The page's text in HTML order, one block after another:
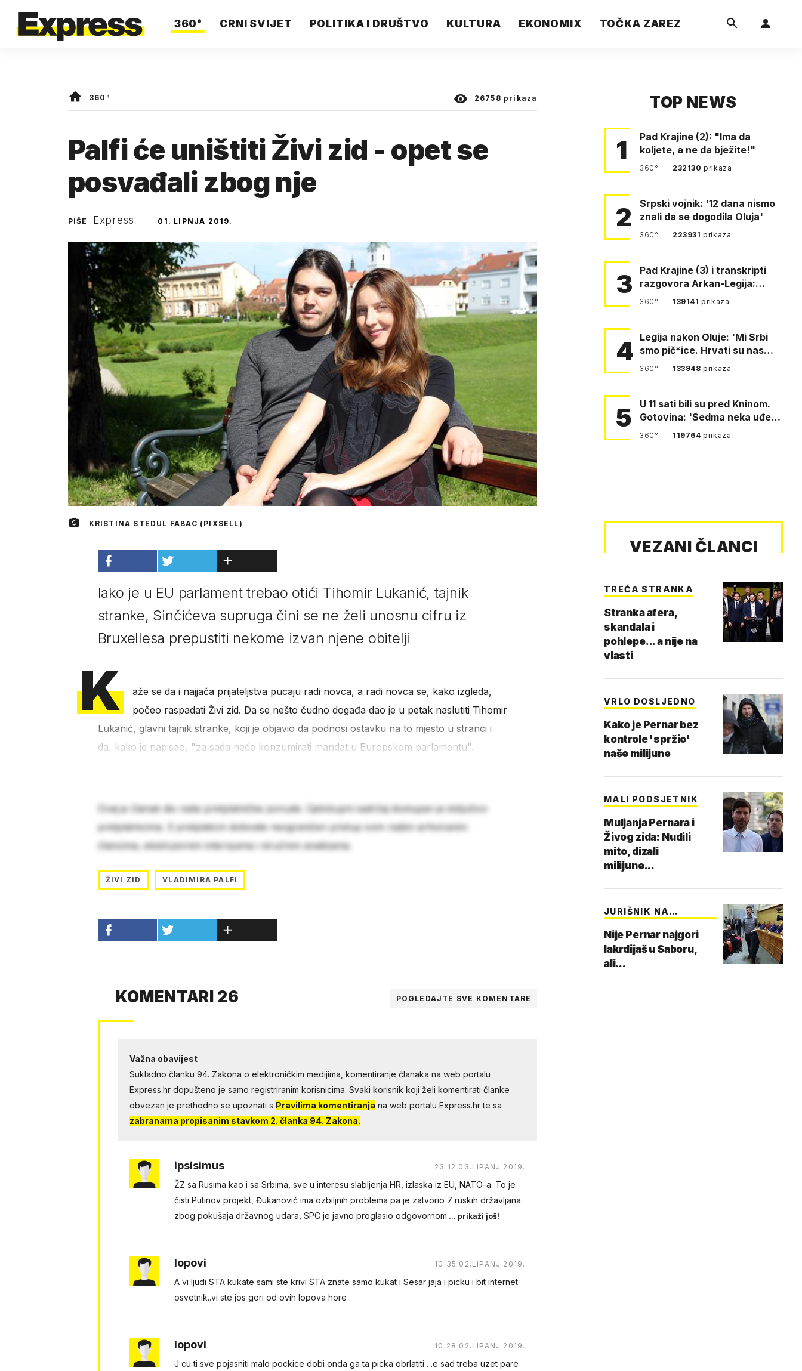
360° CRNI SVIJET POLITIKA I DRUŠTVO KULTURA EKONOMIX TOČKA ZAREZ
360° 26758 prikaza
Palfi će uništiti Živi zid - opet se
posvađali zbog nje
PIŠE Express 01. LIPNJA 2019.
KRISTINA STEDUL FABAC (PIXSELL)
Iako je u EU parlament trebao otići Tihomir Lukanić, tajnik
stranke, Sinčićeva supruga čini se ne želi unosnu cifru iz
Bruxellesa prepustiti nekome izvan njene obitelji
K
aže se da i najjača prijateljstva pucaju radi novca, a radi novca se, kako izgleda,
počeo raspadati Živi zid. Da se nešto čudno događa dao je u petak naslutiti Tihomir
Lukanić, glavni tajnik stranke, koji je objavio da podnosi ostavku na to mjesto u stranci i
da, kako je napisao, "za sada neće konzumirati mandat u Europskom parlamentu".
Ovaj je članak dio naše pretplatničke ponude. Cjelokupni sadržaj dostupan je isključivo
pretplatnicima. S pretplatom dobivate neograničen pristup svim našim arhiviranim
člancima, ekskluzivnim intervjuima i stručnim analizama.
ŽIVI ZID VLADIMIRA PALFI
KOMENTARI 26 POGLEDAJTE SVE KOMENTARE
Važna obavijest
Sukladno članku 94. Zakona o elektroničkim medijima, komentiranje članaka na web portalu
Express.hr dopušteno je samo registriranim korisnicima. Svaki korisnik koji želi komentirati članke
obvezan je prethodno se upoznati s Pravilima komentiranja na web portalu Express.hr te sa
zabranama propisanim stavkom 2. članka 94. Zakona.
ipsisimus 23:12 03.LIPANJ 2019.
ŽZ sa Rusima kao i sa Srbima, sve u interesu slabljenja HR, izlaska iz EU, NATO-a. To je
čisti Putinov projekt, Đukanović ima ozbiljnih problema pa je zatvorio 7 ruskih državljana
zbog pokušaja državnog udara, SPC je javno proglasio odgovornom ... prikaži još!
lopovi 10:35 02.LIPANJ 2019.
A vi ljudi STA kukate sami ste krivi STA znate samo kukat i Sesar jaja i picku i bit internet
osvetnik..vi ste jos gori od ovih lopova hore
lopovi 10:28 02.LIPANJ 2019.
J cu ti sve pojasniti malo pockice dobi onda ga ta picka obrlatiti . .e sad treba uzet pare
TOP NEWS
1
Pad Krajine (2): "Ima da
koljete, a ne da bježite!"
360° 232130prikaza
2
Srpski vojnik: '12 dana nismo
znali da se dogodila Oluja'
360° 223931prikaza
3
Pad Krajine (3) i transkripti
razgovora Arkan-Legija:
'Čujem, prelazite ustašam…
360° 139141prikaza
4 Legija nakon Oluje: 'Mi Srbi
smo pič*ice. Hrvati su nas
pomeli!'
360° 133948prikaza
5
U 11 sati bili su pred Kninom.
Gotovina: 'Sedma neka uđe,
4. gardijska neka g…
360° 119764prikaza
VEZANI ČLANCI
TREĆA STRANKA
Stranka afera,
skandala i
pohlepe... a nije na
vlasti
VRLO DOSLJEDNO
Kako je Pernar bez
kontrole 'spržio'
naše milijune
MALI PODSJETNIK
Muljanja Pernara i
Živog zida: Nudili
mito, dizali
milijune...
JURIŠNIK NA
Nije Pernar najgori
lakrdijaš u Saboru,
ali...